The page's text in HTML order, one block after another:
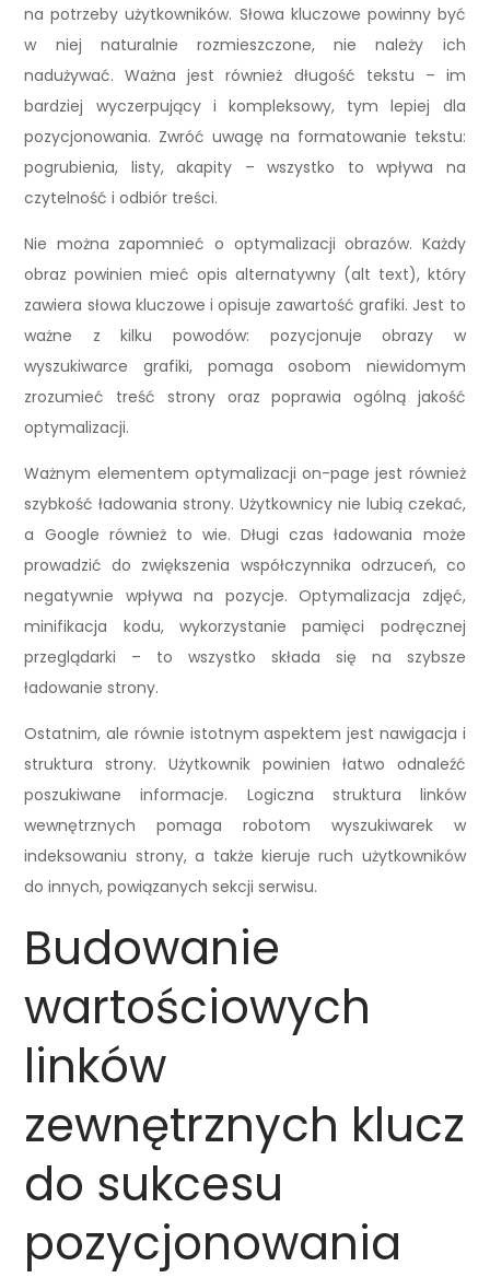
na potrzeby użytkowników. Słowa kluczowe powinny być
w niej naturalnie rozmieszczone, nie należy ich
nadużywać. Ważna jest również długość tekstu – im
bardziej wyczerpujący i kompleksowy, tym lepiej dla
pozycjonowania. Zwróć uwagę na formatowanie tekstu:
pogrubienia, listy, akapity – wszystko to wpływa na
czytelność i odbiór treści.
Nie można zapomnieć o optymalizacji obrazów. Każdy
obraz powinien mieć opis alternatywny (alt text), który
zawiera słowa kluczowe i opisuje zawartość grafiki. Jest to
ważne z kilku powodów: pozycjonuje obrazy w
wyszukiwarce grafiki, pomaga osobom niewidomym
zrozumieć treść strony oraz poprawia ogólną jakość
optymalizacji.
Ważnym elementem optymalizacji on-page jest również
szybkość ładowania strony. Użytkownicy nie lubią czekać,
a Google również to wie. Długi czas ładowania może
prowadzić do zwiększenia współczynnika odrzuceń, co
negatywnie wpływa na pozycje. Optymalizacja zdjęć,
minifikacja kodu, wykorzystanie pamięci podręcznej
przeglądarki – to wszystko składa się na szybsze
ładowanie strony.
Ostatnim, ale równie istotnym aspektem jest nawigacja i
struktura strony. Użytkownik powinien łatwo odnaleźć
poszukiwane informacje. Logiczna struktura linków
wewnętrznych pomaga robotom wyszukiwarek w
indeksowaniu strony, a także kieruje ruch użytkowników
do innych, powiązanych sekcji serwisu.
Budowanie
wartościowych
linków
zewnętrznych klucz
do sukcesu
pozycjonowania